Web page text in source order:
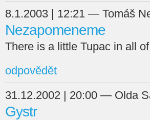
8.1.2003 | 12:21 — Tomáš
Nezapomeneme
There is a little Tupac in all
odpovědět
31.12.2002 | 20:00 — Olda
Gystr